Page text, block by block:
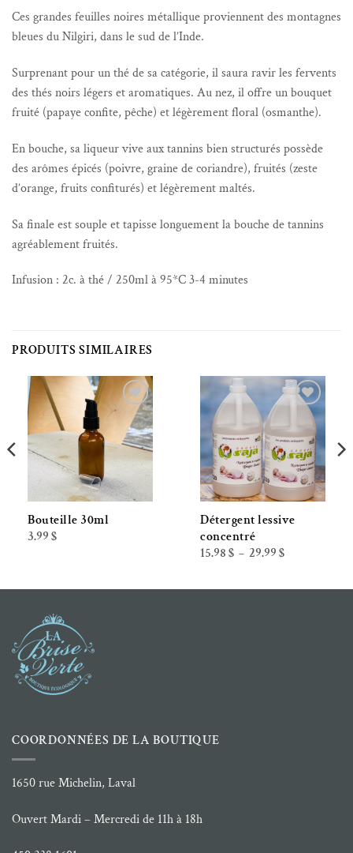
Ces grandes feuilles noires métallique proviennent des montagnes
bleues du Nilgiri, dans le sud de l’Inde.
Surprenant pour un thé de sa catégorie, il saura ravir les fervents
des thés noirs légers et aromatiques. Au nez, il offre un bouquet
fruité (papaye confite, pêche) et légèrement floral (osmanthe).
En bouche, sa liqueur vive aux tannins bien structurés possède
des arômes épicés (poivre, graine de coriandre), fruités (zeste
d’orange, fruits confiturés) et légèrement maltés.
Sa finale est souple et tapisse longuement la bouche de tannins
agréablement fruités.
Infusion : 2c. à thé / 250ml à 95*C 3-4 minutes
PRODUITS SIMILAIRES
Ajouter à la liste de souhaits
Bouteille 30ml
3.99 $
Ajouter à la liste de souhaits
Détergent lessive
concentré
15.98 $ – 29.99 $Plage
à
COORDONNÉES DE LA BOUTIQUE
1650 rue Michelin, Laval
Ouvert Mardi – Mercredi de 11h à 18h